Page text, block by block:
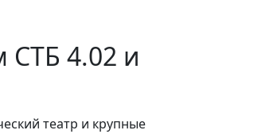
СТБ 4.02 и
театр и крупные